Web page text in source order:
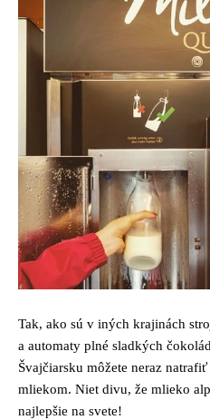
Tak, ako sú v iných krajinách
a automaty plné sladkých
Švajčiarsku môžete neraz
mliekom. Niet divu, že mlieko
najlepšie na svete!